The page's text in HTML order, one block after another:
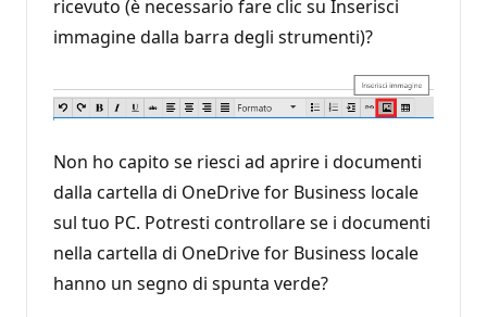
ricevuto (è necessario fare clic su Inserisci
immagine dalla barra degli strumenti)?
Non ho capito se riesci ad aprire i documenti
dalla cartella di OneDrive for Business locale
sul tuo PC. Potresti controllare se i documenti
nella cartella di OneDrive for Business locale
hanno un segno di spunta verde?